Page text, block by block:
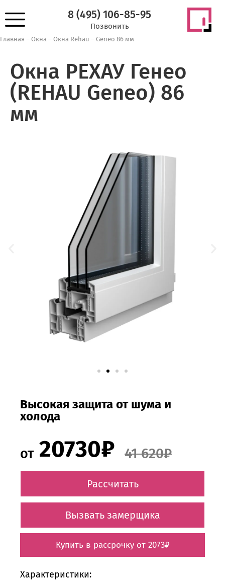
8 (495) 106-85-95
Позвонить
Главная – Окна – Окна Rehau – Geneo 86 мм
Окна РЕХАУ Генео
(REHAU Geneo) 86
мм
Высокая защита от шума и
холода
от 20730₽ 41 620₽
Рассчитать
Вызвать замерщика
Купить в рассрочку от 2073₽
Характеристики: